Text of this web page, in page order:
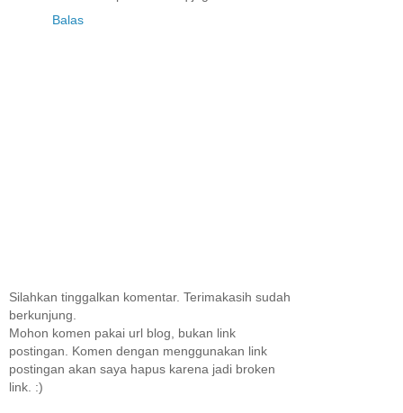
Balas
Silahkan tinggalkan komentar. Terimakasih sudah
berkunjung.
Mohon komen pakai url blog, bukan link
postingan. Komen dengan menggunakan link
postingan akan saya hapus karena jadi broken
link. :)